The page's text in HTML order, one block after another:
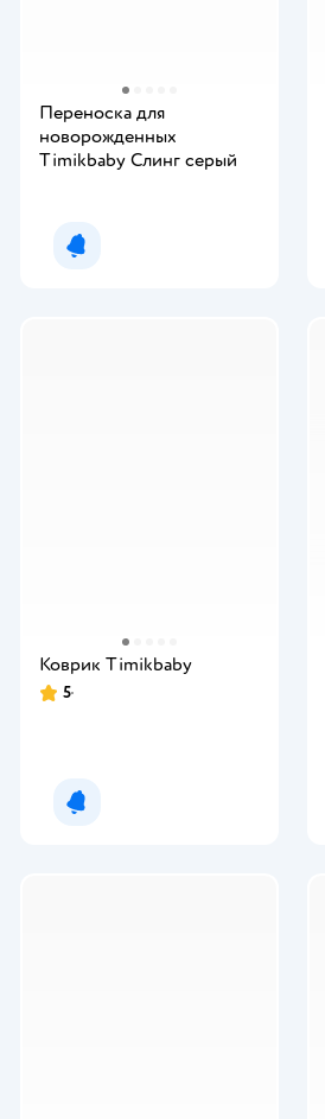
Переноска для
новорожденных
Timikbaby Слинг серый
Уведомить о появлении
Коврик Timikbaby
Рейтинг:
5
Уведомить о появлении